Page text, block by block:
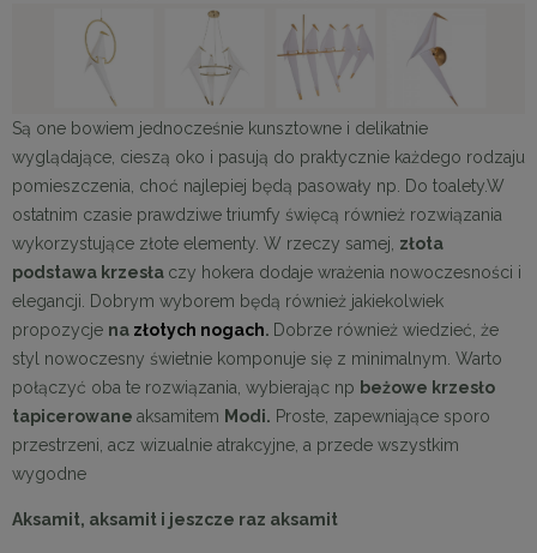
Są one bowiem jednocześnie kunsztowne i delikatnie
wyglądające, cieszą oko i pasują do praktycznie każdego rodzaju
pomieszczenia, choć najlepiej będą pasowały np. Do toalety.W
ostatnim czasie prawdziwe triumfy święcą również rozwiązania
wykorzystujące złote elementy. W rzeczy samej, złota
podstawa krzesła czy hokera dodaje wrażenia nowoczesności i
elegancji. Dobrym wyborem będą również jakiekolwiek
propozycje na złotych nogach. Dobrze również wiedzieć, że
styl nowoczesny świetnie komponuje się z minimalnym. Warto
połączyć oba te rozwiązania, wybierając np beżowe krzesło
tapicerowane aksamitem Modi. Proste, zapewniające sporo
przestrzeni, acz wizualnie atrakcyjne, a przede wszystkim
wygodne
Aksamit, aksamit i jeszcze raz aksamit